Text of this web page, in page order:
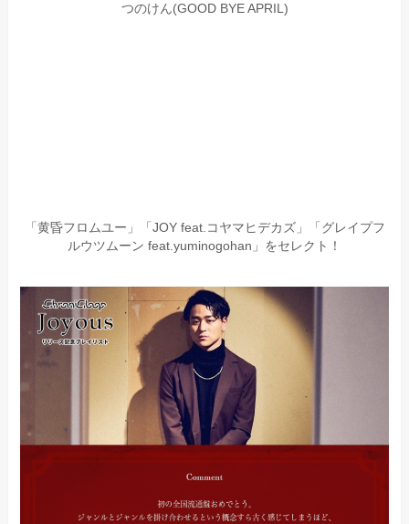
つのけん(GOOD BYE APRIL)
「黄昏フロムユー」「JOY feat.コヤマヒデカズ」「グレイプフ
ルウツムーン feat.yuminogohan」をセレクト！